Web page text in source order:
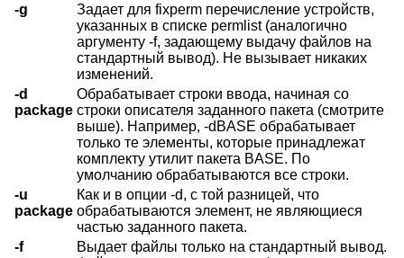
-g
Задает для fixperm перечисление устройств,
указанных в списке permlist (аналогично
аргументу -f, задающему выдачу файлов на
стандартный вывод). Не вызывает никаких
изменений.
-d
package
Обрабатывает строки ввода, начиная со
строки описателя заданного пакета (смотрите
выше). Например, -dBASE обрабатывает
только те элементы, которые принадлежат
комплекту утилит пакета BASE. По
умолчанию обрабатываются все строки.
-u
package
Как и в опции -d, с той разницей, что
обрабатываются элемент, не являющиеся
частью заданного пакета.
-f
Выдает файлы только на стандартный вывод.